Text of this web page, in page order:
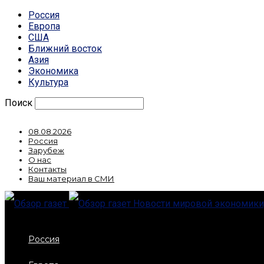
Россия
Европа
США
Ближний восток
Азия
Экономика
Культура
Поиск
08.08.2026
Россия
Зарубеж
О нас
Контакты
Ваш материал в СМИ
Новости мировой
Россия